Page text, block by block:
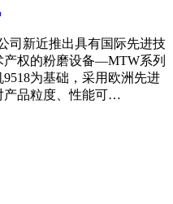
司新近推出具有国际先进技
权的粉磨设备—MTW系列
为基础，采用欧洲先进
产品粒度、性能可…